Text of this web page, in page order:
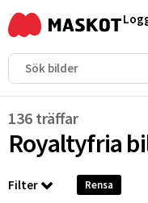
136 träffar
Royaltyfria
Filter Rensa